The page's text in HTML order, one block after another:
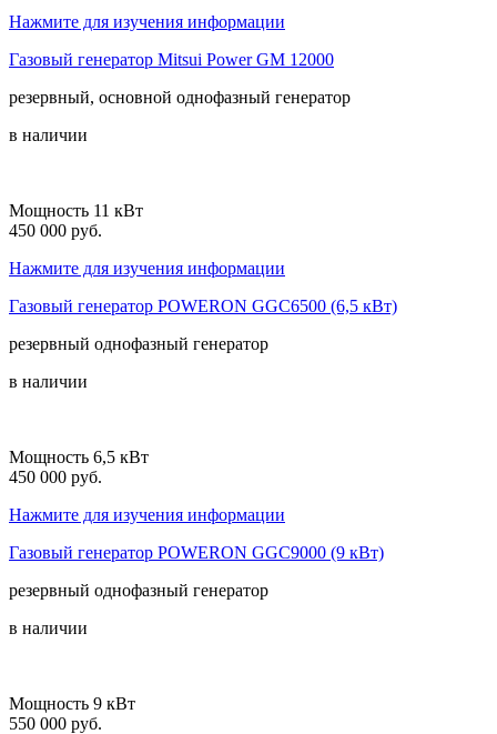
Нажмите для изучения информации
Газовый генератор Mitsui Power GM 12000
резервный, основной однофазный генератор
в наличии
Мощность 11 кВт
450 000 руб.
Нажмите для изучения информации
Газовый генератор POWERON GGC6500 (6,5 кВт)
резервный однофазный генератор
в наличии
Мощность 6,5 кВт
450 000 руб.
Нажмите для изучения информации
Газовый генератор POWERON GGC9000 (9 кВт)
резервный однофазный генератор
в наличии
Мощность 9 кВт
550 000 руб.